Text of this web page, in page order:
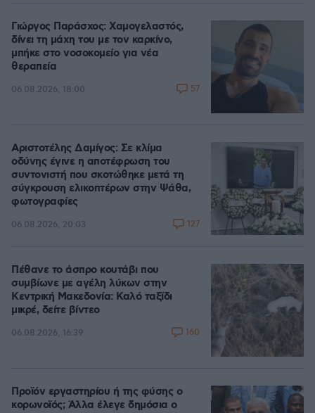
Γιώργος Παράσχος: Χαμογελαστός,
δίνει τη μάχη του με τον καρκίνο,
μπήκε στο νοσοκομείο για νέα
θεραπεία
06.08.2026, 18:00 57
Αριστοτέλης Δαμίγος: Σε κλίμα
οδύνης έγινε η αποτέφρωση του
συντονιστή που σκοτώθηκε μετά τη
σύγκρουση ελικοπτέρων στην Ψάθα,
φωτογραφίες
06.08.2026, 20:03 127
Πέθανε το άσπρο κουτάβι που
συμβίωνε με αγέλη λύκων στην
Κεντρική Μακεδονία: Καλό ταξίδι
μικρέ, δείτε βίντεο
06.08.2026, 16:39 160
Προϊόν εργαστηρίου ή της φύσης ο
κορωνοϊός; Άλλα έλεγε δημόσια ο